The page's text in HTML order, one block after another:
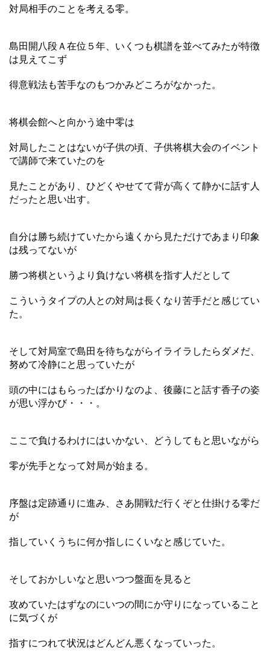
対局相手のことを考える零。
島田開八段Ａ在位５年、いくつも棋譜を並べてみたが特徴
は見えてこず
得意戦法も苦手なのもつかみどころがなかった。
将棋会館へと向かう途中零は
対局したことはないが子供の頃、子供将棋大会のイベント
で講師で来ていたのを
見たことがあり、ひどくやせてて背が高くて静かに話す人
だったと思い出す。
自分は勝ち続けていたから遠くから見ただけであまり印象
は残ってないが
勝つ将棋というより負けない将棋を指す人だとして
こういうタイプの人との対局は長くなり苦手だと感じてい
た。
そして対局室で島田を待ちながらイライラしたらダメだ、
努めて冷静にと思っていたが
頭の中にはもらったばかりなのよ、後藤にと話す香子の姿
が思い浮かび・・・。
ここで負けるわけにはいかない、どうしてもと思いながら
零が先手となって対局が始まる。
序盤は定跡通りに進み、さあ開戦だ行くぞと仕掛ける零だ
が
指していくうちに何か指しにくいなと感じていた。
そしておかしいなと思いつつ盤面を見ると
攻めていたはずなのにいつの間にか守りになっていること
に気づくが
指すにつれて状況はどんどん悪くなっていった。